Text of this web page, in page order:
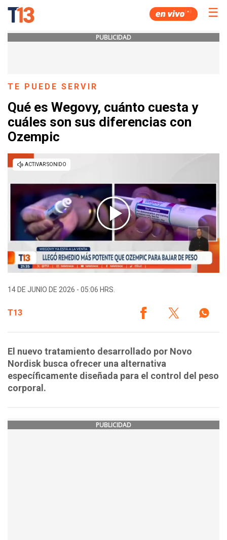
☰
PUBLICIDAD
TE PUEDE SERVIR
Qué es Wegovy, cuánto cuesta y
cuáles son sus diferencias con
Ozempic
14 DE JUNIO DE 2026 - 05:06 HRS.
T13
El nuevo tratamiento desarrollado por Novo
Nordisk busca ofrecer una alternativa
específicamente diseñada para el control del peso
corporal.
PUBLICIDAD